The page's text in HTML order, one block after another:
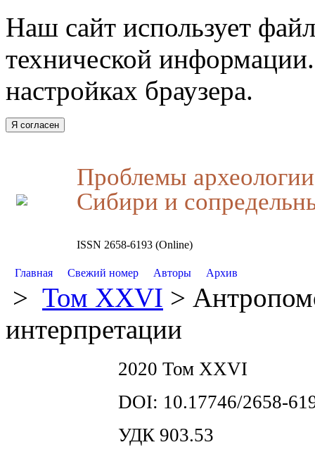
Наш сайт использует
технической
настройках браузера.
Я согласен
Проблемы
Сибири и
ISSN 2658-6193 (Online)
Главная Свежий номер Авторы Архив
> Том XXVI >
интерпретации
2020 Том XXVI
DOI: 10.17746/2658-
УДК 903.53